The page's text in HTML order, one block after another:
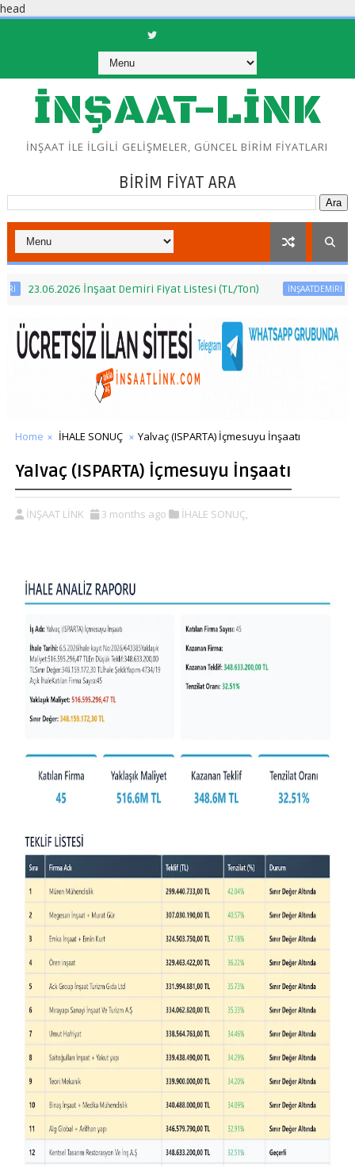
head
İNŞAAT-LİNK
İNŞAAT İLE İLGİLİ GELİŞMELER, GÜNCEL BİRİM FİYATLARI
BİRİM FİYAT ARA
İnşaat Demiri Fiyat Listesi (TL/Ton) İNŞAATDEMİRİ GÜNCEL
Home İHALE SONUÇ Yalvaç (ISPARTA) İçmesuyu İnşaatı
Yalvaç (ISPARTA) İçmesuyu İnşaatı
İNŞAAT LİNK 3 months ago İHALE SONUÇ,